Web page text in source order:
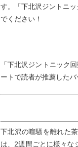
す。「下北沢ジントニ
でください！
「下北沢ジントニック
ートで読者が推薦したバ
下北沢の喧騒を離れた
は、2週間ごとに様々な